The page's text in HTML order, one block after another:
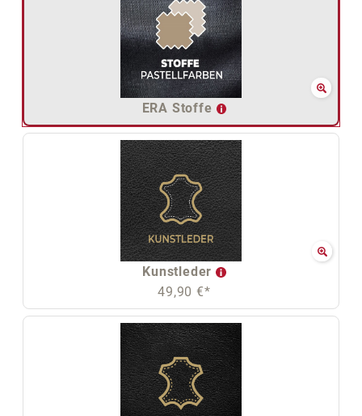
ERA Stoffe
Kunstleder
49,90 €*